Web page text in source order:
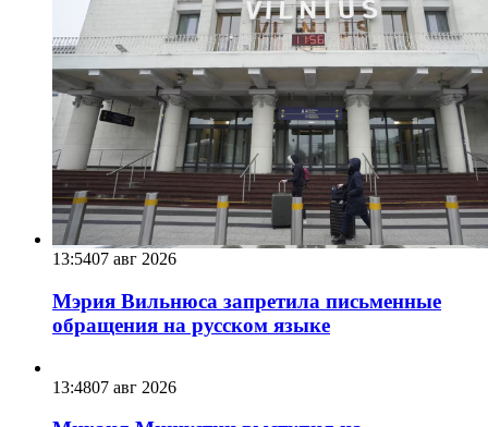
13:5407 авг 2026
Мэрия Вильнюса запретила письменные
обращения на русском языке
13:4807 авг 2026